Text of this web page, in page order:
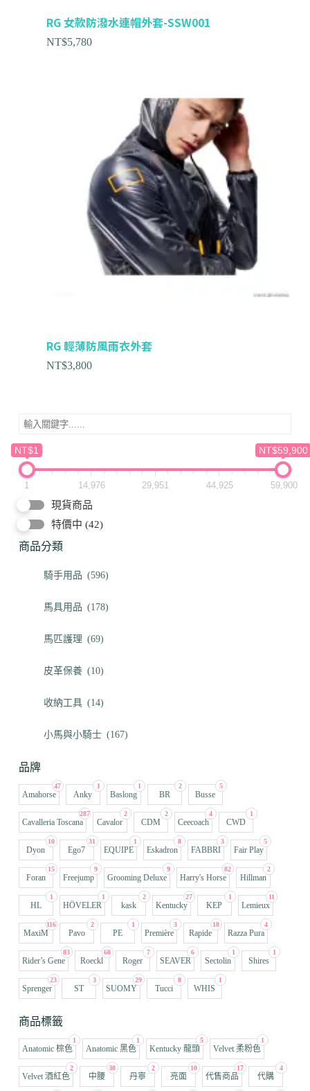
NT$1 NT$59,900
1 14,976 29,951 44,925 59,900
現貨商品
特價中 (42)
商品分類
騎手用品 (596)
馬具用品 (178)
馬匹護理 (69)
皮革保養 (10)
收納工具 (14)
小馬與小騎士 (167)
品牌
47
Amahorse
1
Anky
1
Baslong
2
BR
5
Busse
287
Cavalleria Toscana
2
Cavalor
2
CDM
4
Ceecoach
1
CWD
10
Dyon
31
Ego7
1
EQUIPE
8
Eskadron
3
FABBRI
5
Fair Play
15
Foran
9
Freejump
9
Grooming Deluxe
82
Harry's Horse
2
Hillman
1
HL
1
HÖVELER
2
kask
27
Kentucky
1
KEP
11
Lemieux
116
MaxiM
2
Pavo
1
PE
3
Première
18
Rapide
4
Razza Pura
83
Rider’s Gene
60
Roeckl
7
Roger
6
SEAVER
1
Sectolin
1
Shires
23
Sprenger
3
ST
29
SUOMY
8
Tucci
1
WHIS
商品標籤
1
Anatomic 棕色
1
Anatomic 黑色
5
Kentucky 龍頭
1
Velvet 柔粉色
2
Velvet 酒紅色
38
中腰
2
丹寧
10
亮面
17
代售商品
4
代購
RG 女款防潑水連帽外套-SSW001
NT$5,780
RG 輕薄防風雨衣外套
NT$3,800